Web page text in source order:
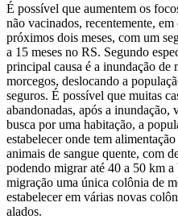
É possível que aumentem os
não vacinados, recentemente,
próximos dois meses, com um
a 15 meses no RS. Segundo
principal causa é a inundação de
morcegos, deslocando a
seguros. É possível que muitas
abandonadas, após a
busca por uma habitação, a
estabelecer onde tem
animais de sangue quente, com
podendo migrar até 40 a 50 km
migração uma única colônia de
estabelecer em várias novas
alados.